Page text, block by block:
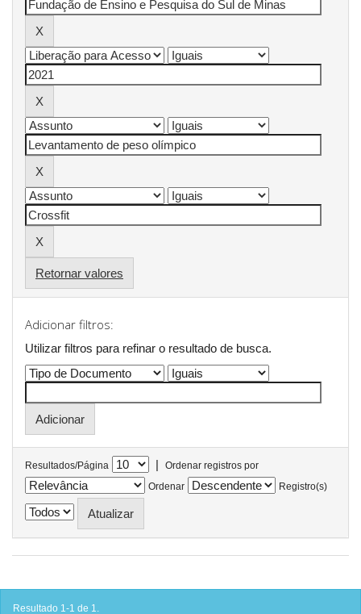
Retornar valores
Adicionar filtros:
Utilizar filtros para refinar o resultado de busca.
Resultados/Página |
Ordenar registros por
Ordenar
Registro(s)
Resultado 1-1 de 1.